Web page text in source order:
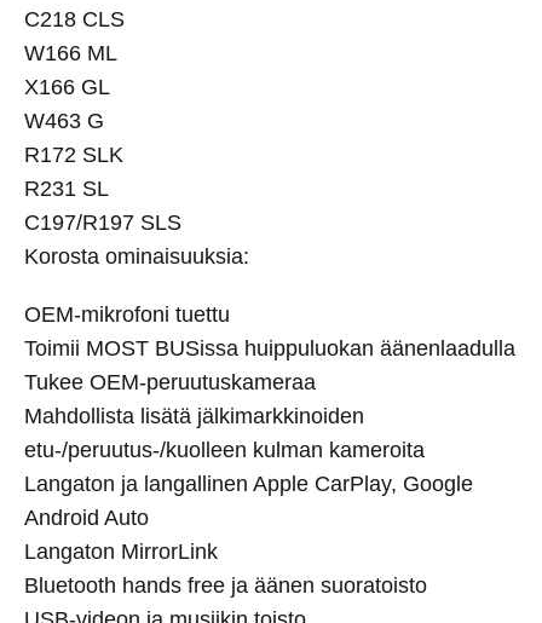
C218 CLS
W166 ML
X166 GL
W463 G
R172 SLK
R231 SL
C197/R197 SLS
Korosta ominaisuuksia:
OEM-mikrofoni tuettu
Toimii MOST BUSissa huippuluokan äänenlaadulla
Tukee OEM-peruutuskameraa
Mahdollista lisätä jälkimarkkinoiden
etu-/peruutus-/kuolleen kulman kameroita
Langaton ja langallinen Apple CarPlay, Google
Android Auto
Langaton MirrorLink
Bluetooth hands free ja äänen suoratoisto